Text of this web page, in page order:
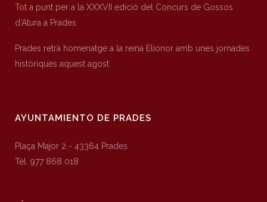
Tot a punt per a la XXXVII edició del Concurs de Gossos
d’Atura a Prades
Prades retrà homenatge a la reina Elionor amb unes jornades
històriques aquest agost
AYUNTAMIENTO DE PRADES
Plaça Major 2 - 43364 Prades
Tel. 977 868 018